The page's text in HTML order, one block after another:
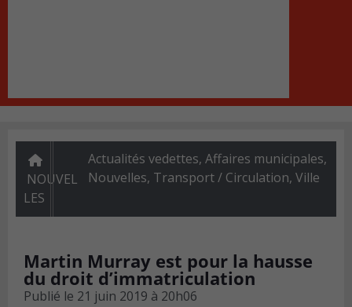
NOUVEL
LES
Actualités vedettes,Affaires municipales,
Nouvelles, Transport / Circulation,Ville
Martin Murray est pour la hausse
du droit d’immatriculation
Publié le 21 juin 2019 à 20h06